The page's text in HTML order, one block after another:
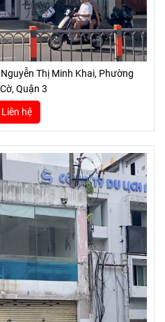
Thị Minh Khai, Phường
Quận 3
Liên hệ